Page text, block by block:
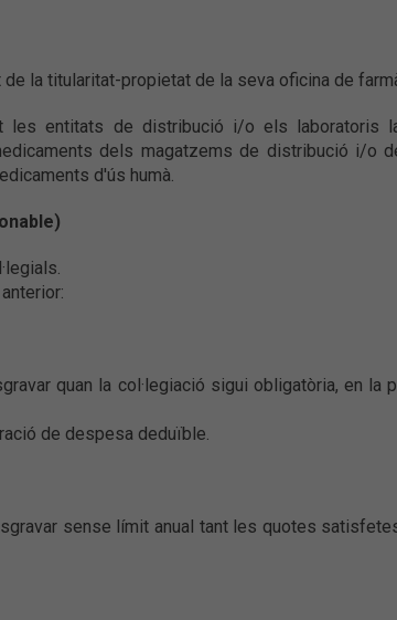
la titularitat-propietat de la seva oficina de
entitats de distribució i/o els laboratoris
dels magatzems de distribució i/o
d'ús humà.
quan la col·legiació sigui obligatòria, en la
de despesa deduïble.
sense límit anual tant les quotes